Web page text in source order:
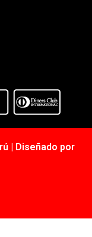
| Diseñado por